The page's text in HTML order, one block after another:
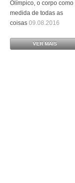
Olímpico, o corpo como
medida de todas as
coisas 09.08.2016
VER MAIS